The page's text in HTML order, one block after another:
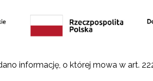
informację, o której mowa w art.